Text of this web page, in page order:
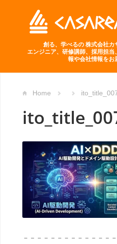
創る、学べるの 株式会社カ
エンジニア、研修講師、採用担
報や会社情報をお
Home
－－－－－－－－－－－－－